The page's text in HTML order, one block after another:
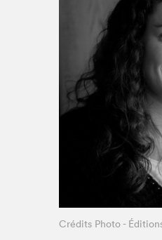
Crédits Photo -